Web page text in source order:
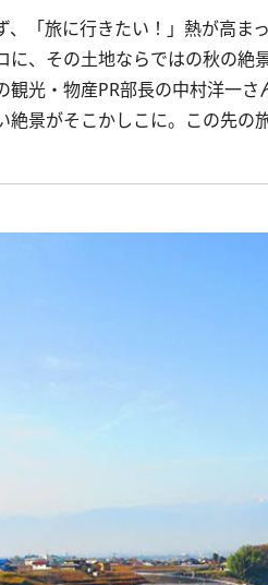
「旅に行きたい！」熱が高ま
、その土地ならではの秋の絶
光・物産PR部長の中村洋一さ
景がそこかしこに。この先の